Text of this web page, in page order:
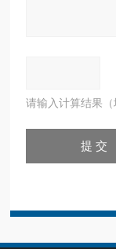
请输入计算结果